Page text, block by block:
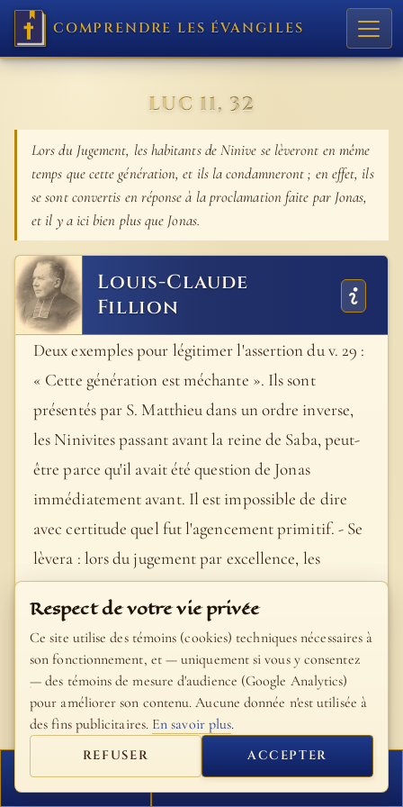
COMPRENDRE LES ÉVANGILES
LUC 11, 32
Lors du Jugement, les habitants de Ninive se lèveront en même
temps que cette génération, et ils la condamneront ; en effet, ils
se sont convertis en réponse à la proclamation faite par Jonas,
et il y a ici bien plus que Jonas.
Louis-Claude
Fillion
Deux exemples pour légitimer l'assertion du v. 29 :
« Cette génération est méchante ». Ils sont
présentés par S. Matthieu dans un ordre inverse,
les Ninivites passant avant la reine de Saba, peut-
être parce qu'il avait été question de Jonas
immédiatement avant. Il est impossible de dire
avec certitude quel fut l'agencement primitif. - Se
lèvera : lors du jugement par excellence, les
grandes assises de la fin des temps. Alors la reine
de Saba et les Ninivites condamneront la
génération incrédule qui aura été contemporaine
de Jésus. - A part à un mot (hommes, v. 31) ajouté
dans le troisième Évangile, la ressemblance des
récits parallèles est absolue en cet endroit. Nous
n'avons qu'une explication nouvelle à fournir,
encore sera-ce un emprunt fait à M. Schegg,
FERMER PROCHAIN VERSET
Respect de votre vie privée
Ce site utilise des témoins (cookies) techniques nécessaires à
son fonctionnement, et — uniquement si vous y consentez
— des témoins de mesure d'audience (Google Analytics)
pour améliorer son contenu. Aucune donnée n'est utilisée à
des fins publicitaires. En savoir plus.
REFUSER ACCEPTER